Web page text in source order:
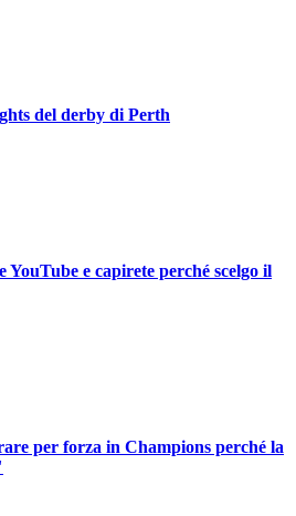
del derby di Perth
e capirete perché scelgo il
per forza in Champions perché la